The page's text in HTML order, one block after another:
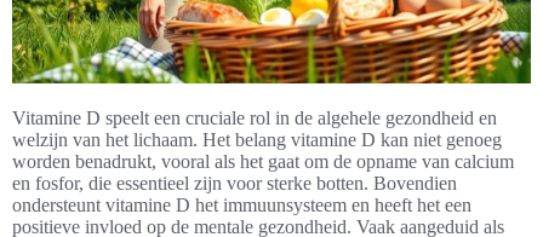
Vitamine D speelt een cruciale rol in de algehele gezondheid en
welzijn van het lichaam. Het belang vitamine D kan niet genoeg
worden benadrukt, vooral als het gaat om de opname van calcium
en fosfor, die essentieel zijn voor sterke botten. Bovendien
ondersteunt vitamine D het immuunsysteem en heeft het een
positieve invloed op de mentale gezondheid. Vaak aangeduid als